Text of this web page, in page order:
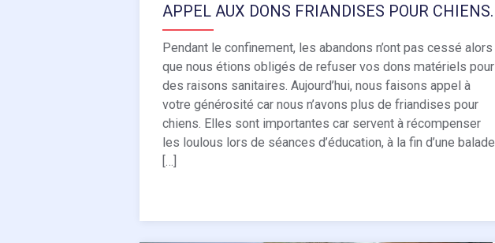
APPEL AUX DONS FRIANDISES POUR CHIENS.
Pendant le confinement, les abandons n’ont pas cessé alors
que nous étions obligés de refuser vos dons matériels pour
des raisons sanitaires. Aujourd’hui, nous faisons appel à
votre générosité car nous n’avons plus de friandises pour
chiens. Elles sont importantes car servent à récompenser
les loulous lors de séances d’éducation, à la fin d’une balade
[…]